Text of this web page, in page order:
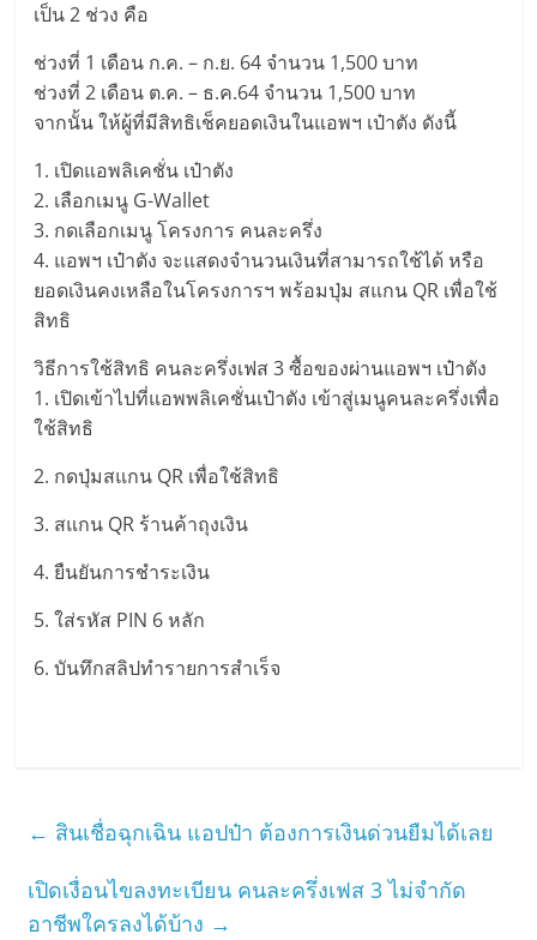
เป็น 2 ช่วง คือ
ช่วงที่ 1 เดือน ก.ค. – ก.ย. 64 จำนวน 1,500 บาท
ช่วงที่ 2 เดือน ต.ค. – ธ.ค.64 จำนวน 1,500 บาท
จากนั้น ให้ผู้ที่มีสิทธิเช็คยอดเงินในแอพฯ เป๋าตัง ดังนี้
1. เปิดแอพลิเคชั่น เป๋าตัง
2. เลือกเมนู G-Wallet
3. กดเลือกเมนู โครงการ คนละครึ่ง
4. แอพฯ เป๋าตัง จะแสดงจำนวนเงินที่สามารถใช้ได้ หรือ
ยอดเงินคงเหลือในโครงการฯ พร้อมปุ่ม สแกน QR เพื่อใช้
สิทธิ
วิธีการใช้สิทธิ คนละครึ่งเฟส 3 ซื้อของผ่านแอพฯ เป๋าตัง
1. เปิดเข้าไปที่แอพพลิเคชั่นเป๋าตัง เข้าสู่เมนูคนละครึ่งเพื่อ
ใช้สิทธิ
2. กดปุ่มสแกน QR เพื่อใช้สิทธิ
3. สแกน QR ร้านค้าถุงเงิน
4. ยืนยันการชำระเงิน
5. ใส่รหัส PIN 6 หลัก
6. บันทึกสลิปทำรายการสำเร็จ
← สินเชื่อฉุกเฉิน แอปป๋า ต้องการเงินด่วนยืมได้เลย
เปิดเงื่อนไขลงทะเบียน คนละครึ่งเฟส 3 ไม่จำกัด
อาชีพใครลงได้บ้าง →